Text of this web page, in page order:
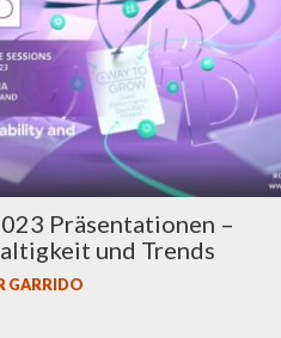
Präsentationen –
und Trends
GARRIDO